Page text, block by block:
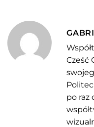
Cześć
po raz